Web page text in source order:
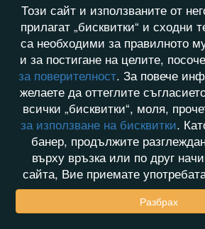
Този сайт и използваните от
прилагат „бисквитки“ и сходни
са необходими за правилното
и за постигане на целите,
за поверителност. За повече
желаете да оттеглите
всички „бисквитки“, моля,
за използване на бисквитки.
банер, продължите
върху връзка или по друг
сайта, Вие приемате
Разбрах